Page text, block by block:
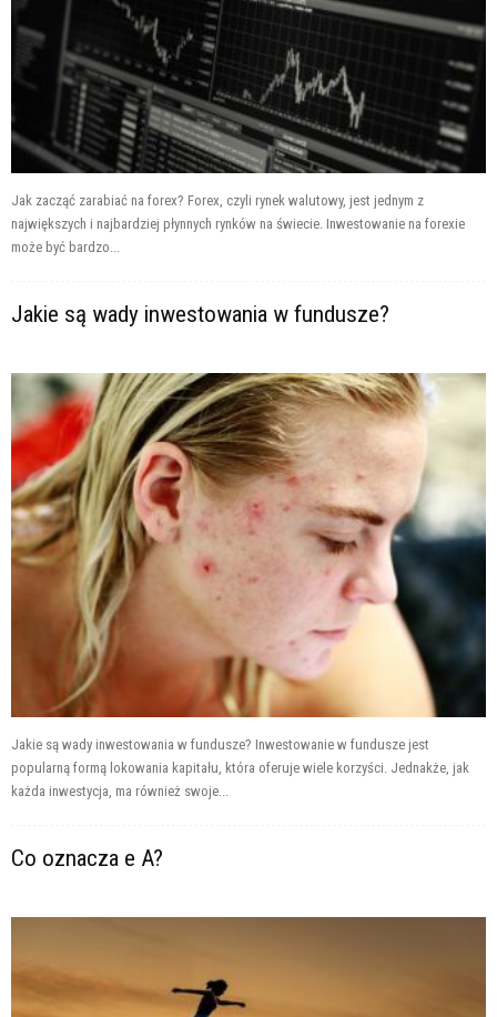
Jak zacząć zarabiać na forex? Forex, czyli rynek walutowy, jest jednym z
największych i najbardziej płynnych rynków na świecie. Inwestowanie na forexie
może być bardzo...
Jakie są wady inwestowania w fundusze?
Jakie są wady inwestowania w fundusze? Inwestowanie w fundusze jest
popularną formą lokowania kapitału, która oferuje wiele korzyści. Jednakże, jak
każda inwestycja, ma również swoje...
Co oznacza e A?